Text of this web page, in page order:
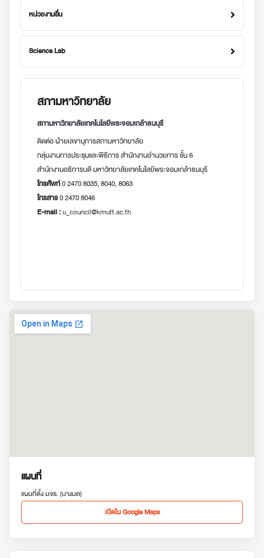
หน่วยงานอื่น
Science Lab
สภามหาวิทยาลัย
สภามหาวิทยาลัยเทคโนโลยีพระจอมเกล้าธนบุรี
ติดต่อ ฝ่ายเลขานุการสภามหาวิทยาลัย
กลุ่มงานการประชุมและพิธีการ สำนักงานอำนวยการ ชั้น 6
สำนักงานอธิการบดี มหาวิทยาลัยเทคโนโลยีพระจอมเกล้าธนบุรี
โทรศัพท์0 2470 8035, 8040, 8063
โทรสาร0 2470 8046
E-mail :u_council@kmutt.ac.th
แผนที่
แผนที่ตั้ง มจธ. (บางมด)
เปิดใน Google Maps